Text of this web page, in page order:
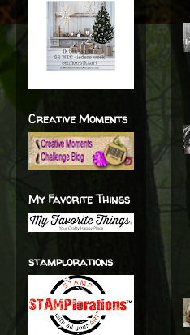
Creative Moments
My Favorite Things
stamplorations